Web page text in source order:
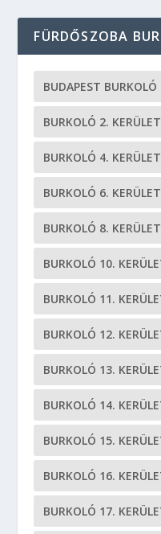
FÜRDŐSZOBA
BUDAPEST BURKOLÓ
BURKOLÓ 2. KERÜLET
BURKOLÓ 4. KERÜLET
BURKOLÓ 6. KERÜLET
BURKOLÓ 8. KERÜLET
BURKOLÓ 10.
BURKOLÓ 11.
BURKOLÓ 12.
BURKOLÓ 13.
BURKOLÓ 14.
BURKOLÓ 15.
BURKOLÓ 16.
BURKOLÓ 17.